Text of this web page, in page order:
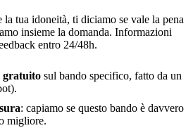
tua idoneità, ti diciamo se vale la pena
insieme la domanda. Informazioni
entro 24/48h.
gratuito sul bando specifico, fatto da un
: capiamo se questo bando è davvero
migliore.